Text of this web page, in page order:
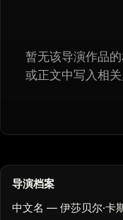
暂无该导演作品
或正文中写入相
导演档案
中文名 — 伊莎贝尔·卡